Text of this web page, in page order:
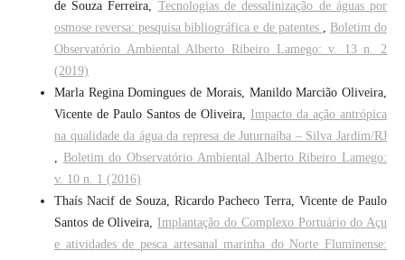
de Souza Ferreira, Tecnologias de dessalinização de águas por
osmose reversa: pesquisa bibliográfica e de patentes
Boletim do
Observatório Ambiental Alberto Ribeiro Lamego: v. 13 n. 2
(2019)
Marla Regina Domingues de Morais, Manildo Marcião Oliveira,
Vicente de Paulo Santos de Oliveira, Impacto da ação antrópica
na qualidade da água da represa de Juturnaíba – Silva Jardim/RJ
Boletim do Observatório Ambiental Alberto Ribeiro Lamego:
v. 10 n. 1 (2016)
Thaís Nacif de Souza, Ricardo Pacheco Terra, Vicente de Paulo
Santos de Oliveira, Implantação do Complexo Portuário do Açu
e atividades de pesca artesanal marinha do Norte Fluminense: